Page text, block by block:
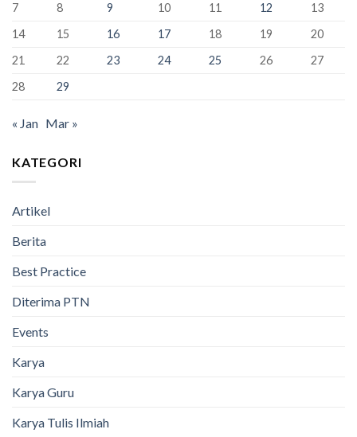
Bandung
Lulus
100%
7
8 9 10 11 12
13
14
15 16 17 18 19
20
21
22 23 24 25 26
27
28
29
« Jan Mar »
KATEGORI
Artikel
Berita
Best Practice
Diterima PTN
Events
Karya
Karya Guru
Karya Tulis Ilmiah